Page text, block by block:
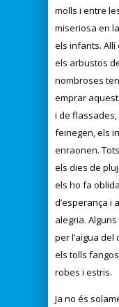
molls i entre
miseriosa en
els infants. Allí
els arbustos
nombroses
emprar
i de flassades,
feinegen, els
enraonen.
els dies de
els ho fa
d’esperança i
alegria.
per l’aigua
els tolls
robes i estris.
Ja no és